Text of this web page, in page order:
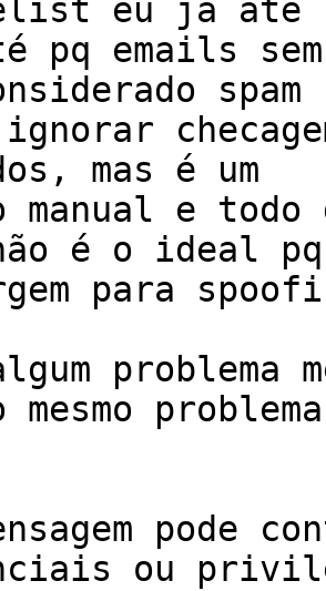
eu já até
pq emails sem
mas é um
manual e todo
é o ideal pq
para
problema
pode
ou